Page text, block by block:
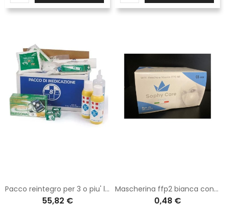
Pacco reintegro per 3 o piu' lavoratori
55,82 €
Mascherina ffp2 bianca confezione da 20 pezzi
0,48 €